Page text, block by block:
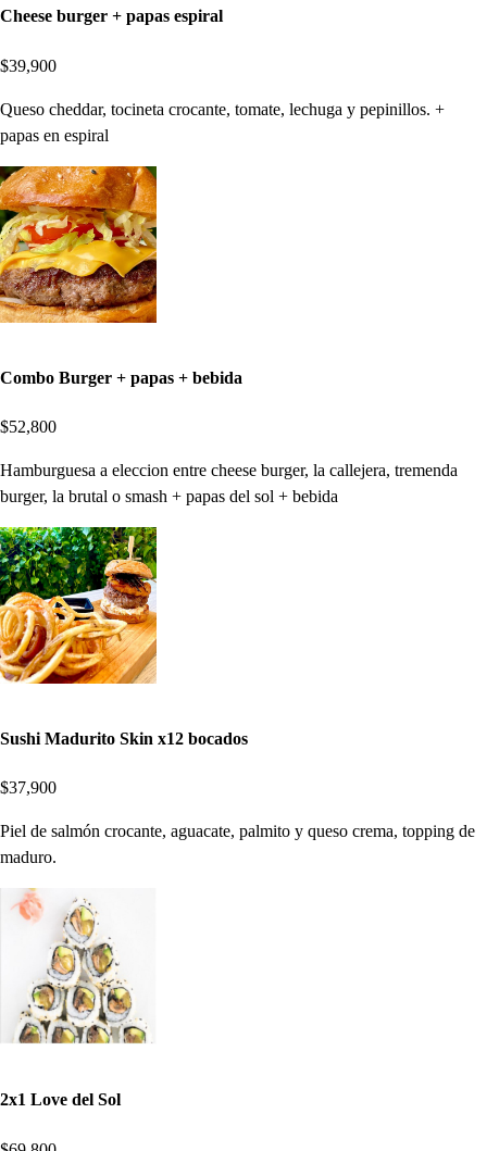
Cheese burger + papas espiral
$39,900
Queso cheddar, tocineta crocante, tomate, lechuga y pepinillos. +
papas en espiral
Combo Burger + papas + bebida
$52,800
Hamburguesa a eleccion entre cheese burger, la callejera, tremenda
burger, la brutal o smash + papas del sol + bebida
Sushi Madurito Skin x12 bocados
$37,900
Piel de salmón crocante, aguacate, palmito y queso crema, topping de
maduro.
2x1 Love del Sol